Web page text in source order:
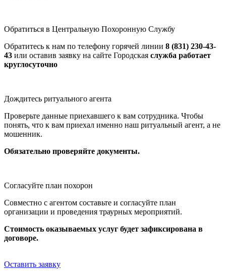
Обратиться в Центральную Похоронную Службу
Обратитесь к нам по телефону горячей линии 8 (831) 230-43-
43 или оставив заявку на сайте Городская служба работает
круглосуточно
Дождитесь ритуального агента
Проверьте данные приехавшего к вам сотрудника. Чтобы
понять, что к вам приехал именно наш ритуальный агент, а не
мошенник.
Обязательно проверяйте документы.
Согласуйте план похорон
Совместно с агентом составьте и согласуйте план
организации и проведения траурных мероприятий.
Стоимость оказываемых услуг будет зафиксирована в
договоре.
Оставить заявку